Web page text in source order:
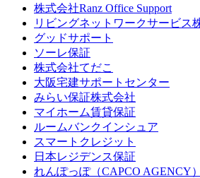
株式会社Ranz Office Support
リビングネットワークサービス
グッドサポート
ソーレ保証
株式会社てだこ
大阪宅建サポートセンター
みらい保証株式会社
マイホーム賃貸保証
ルームバンクインシュア
スマートクレジット
日本レジデンス保証
れんぽっぽ（CAPCO AGENCY）